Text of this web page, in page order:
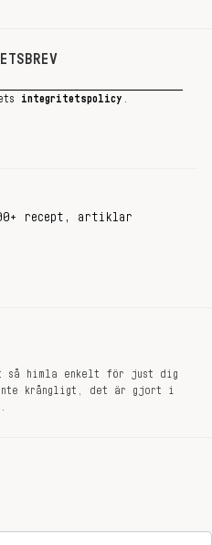
integritetspolicy
recept, artiklar
så himla enkelt för just dig
krångligt, det är gjort i